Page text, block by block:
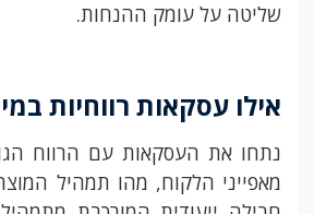
שליטה על עומק ההנחות.
אילו עסקאות רווחיות
נתחו את העסקאות עם הרווח
מאפייני הלקוח, מהו תמהיל